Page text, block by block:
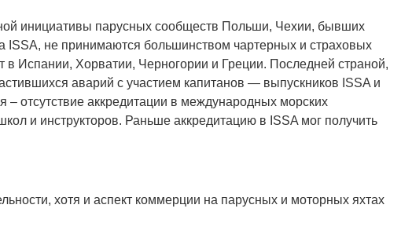
инициативы парусных сообществ Польши, Чехии, бывших
ISSA, не принимаются большинством чартерных и страховых
в Испании, Хорватии, Черногории и Греции. Последней страной,
аварий с участием капитанов — выпускников ISSA и
отсутствие аккредитации в международных морских
и инструкторов. Раньше аккредитацию в ISSA мог получить
хотя и аспект коммерции на парусных и моторных яхтах